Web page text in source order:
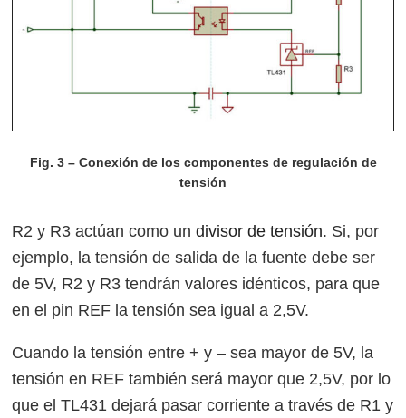
Fig. 3 – Conexión de los componentes de regulación de
tensión
R2 y R3 actúan como undivisor de tensión. Si, por
ejemplo, la tensión de salida de la fuente debe ser
de 5V, R2 y R3 tendrán valores idénticos, para que
en el pin REF la tensión sea igual a 2,5V.
Cuando la tensión entre + y – sea mayor de 5V, la
tensión en REF también será mayor que 2,5V, por lo
que el TL431 dejará pasar corriente a través de R1 y